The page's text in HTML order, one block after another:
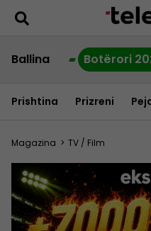
Ballina Botërori
Prishtina Prizreni
Magazina > TV / Film